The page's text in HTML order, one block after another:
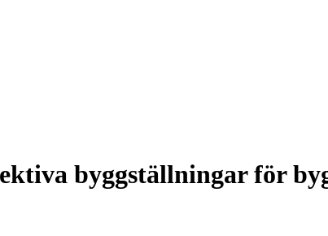
byggställningar för